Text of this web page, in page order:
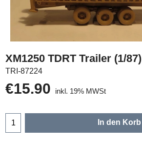
XM1250 TDRT Trailer (1/87)
TRI-87224
€15.90 inkl. 19% MWSt
In den Korb